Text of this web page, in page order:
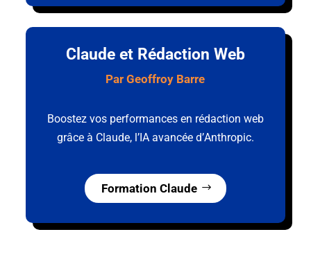
Claude et Rédaction Web
Par Geoffroy Barre
Boostez vos performances en rédaction web
grâce à Claude, l’IA avancée d’Anthropic.
Formation Claude